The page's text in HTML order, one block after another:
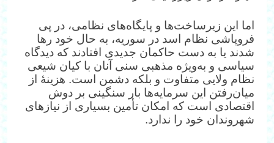
اما این زیرساخت‌ها و پایگاه‌های نظامی، در پی
فروپاشی نظام اسد در سوریه، به حال خود رها
شدند یا به دست حاکمان جدیدی افتادند که دیدگاه
سیاسی و به‌ویژه مذهبی سنی آنان با کیان شیعی
نظام ولایی متفاوت و بلکه دشمن است. هزینهٔ از
میان‌رفتن این سرمایه‌ها بار سنگینی بر دوش
اقتصادی است که امکان تأمین بسیاری از نیازهای
شهروندان خود را ندارد.